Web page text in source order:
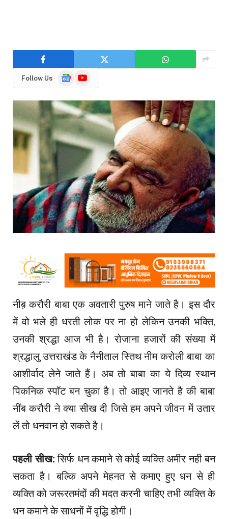
Follow Us
GoogleYouTube
नीब़ करौरी बाबा एक अवतारी पुरुष माने जाते है। इस दौर
में वो भले ही धरती लोक पर ना हो लेकिन उनकी भक्ति,
उनकी श्रद्धा आज भी है। रोजाना हजारों की संख्या में
श्रद्धालु उत्तराखंड के नैनीताल स्तिथ नीम करोली बाबा का
आशीर्वाद लेने जाते हैं। अब तो बाबा का ये दिव्य स्थान
पिकनिक स्पॉट बन चुका है। तो आइए जानते है की बाबा
नींब करौरी ने क्या सीख दी जिसे हम अपने जीवन में उतार
लें तो धनवान हो सकते है।
पहली सीख:सिर्फ धन कमाने से कोई व्यक्ति अमीर नही बन
सकता है। बल्कि अपने मेहनत से कमाए हुए धन से ही
व्यक्ति को जरूरतमंदों की मदत करनी चाहिए तभी व्यक्ति के
धन कमाने के साधनों में वृद्धि होगी।